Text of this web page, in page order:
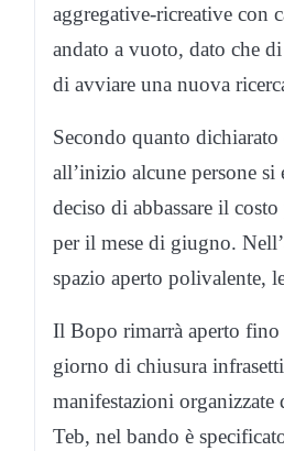
aggregative-ricreative con
andato a vuoto, dato che
di avviare una nuova
Secondo quanto dichiarato
all’inizio alcune persone
deciso di abbassare il
per il mese di giugno.
spazio aperto polivalente,
Il Bopo rimarrà aperto
giorno di chiusura
manifestazioni organizzate
Teb, nel bando è